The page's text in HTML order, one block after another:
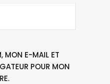
MON E-MAIL ET
POUR MON